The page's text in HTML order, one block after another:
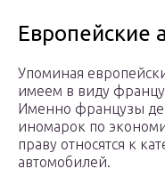
Европейские
Упоминая
имеем в виду
Именно французы
иномарок по
праву относятся к
автомобилей.